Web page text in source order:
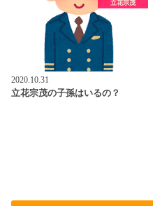
立花宗茂
2020.10.31
立花宗茂の子孫はいるの？